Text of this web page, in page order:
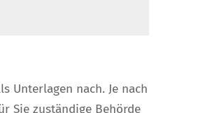
Unterlagen nach. Je nach
Sie zuständige Behörde